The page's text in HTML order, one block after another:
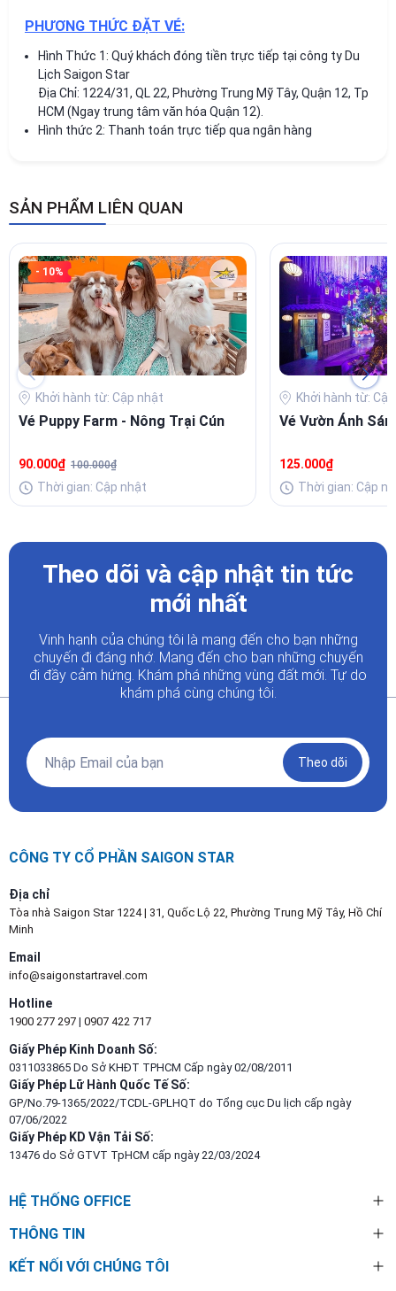
PHƯƠNG THỨC ĐẶT VÉ:
Hình Thức 1: Quý khách đóng tiền trực tiếp tại công ty Du
Lịch Saigon Star
Địa Chỉ: 1224/31, QL 22, Phường Trung Mỹ Tây, Quận 12, Tp
HCM (Ngay trung tâm văn hóa Quận 12).
Hình thức 2: Thanh toán trực tiếp qua ngân hàng
SẢN PHẨM LIÊN QUAN
- 10%
Khởi hành từ: Cập nhật
Vé Puppy Farm - Nông Trại Cún
90.000₫ 100.000₫
Thời gian: Cập nhật
Khởi hành từ:
Vé Vườn Ánh
125.000₫
Thời gian: Cập
Theo dõi và cập nhật tin tức
mới nhất
Vinh hạnh của chúng tôi là mang đến cho bạn những
chuyến đi đáng nhớ. Mang đến cho bạn những chuyến
đi đầy cảm hứng. Khám phá những vùng đất mới. Tự do
khám phá cùng chúng tôi.
Theo dõi
CÔNG TY CỔ PHẦN SAIGON STAR
Địa chỉ
Tòa nhà Saigon Star 1224 | 31, Quốc Lộ 22, Phường Trung Mỹ Tây, Hồ Chí
Minh
Email
info@saigonstartravel.com
Hotline
1900 277 297 | 0907 422 717
Giấy Phép Kinh Doanh Số:
0311033865 Do Sở KHĐT TPHCM Cấp ngày 02/08/2011
Giấy Phép Lữ Hành Quốc Tế Số:
GP/No.79-1365/2022/TCDL-GPLHQT do Tổng cục Du lịch cấp ngày
07/06/2022
Giấy Phép KD Vận Tải Số:
13476 do Sở GTVT TpHCM cấp ngày 22/03/2024
HỆ THỐNG OFFICE
THÔNG TIN
KẾT NỐI VỚI CHÚNG TÔI